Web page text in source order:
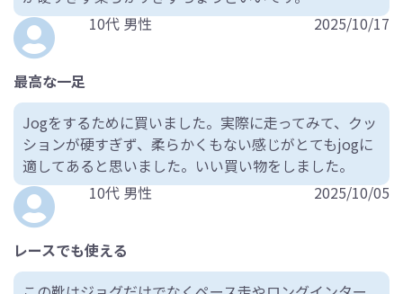
10代 男性
2025/10/17
最高な一足
Jogをするために買いました。実際に走ってみて、クッ
ションが硬すぎず、柔らかくもない感じがとてもjogに
適してあると思いました。いい買い物をしました。
10代 男性
2025/10/05
レースでも使える